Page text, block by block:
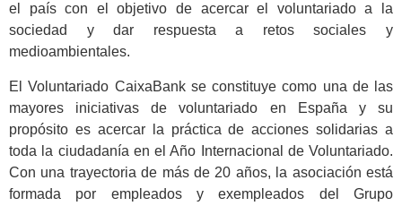
el país con el objetivo de acercar el voluntariado a la
sociedad y dar respuesta a retos sociales y
medioambientales.
El Voluntariado CaixaBank se constituye como una de las
mayores iniciativas de voluntariado en España y su
propósito es acercar la práctica de acciones solidarias a
toda la ciudadanía en el Año Internacional de Voluntariado.
Con una trayectoria de más de 20 años, la asociación está
formada por empleados y exempleados del Grupo